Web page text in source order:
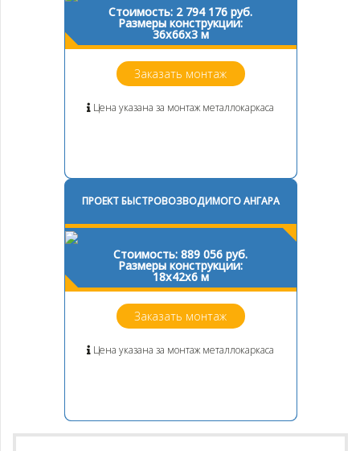
Стоимость: 2 794 176 руб.
Размеры конструкции:
36х66х3 м
Заказать монтаж
Цена указана за монтаж металлокаркаса
ПРОЕКТ БЫСТРОВОЗВОДИМОГО АНГАРА
Стоимость: 889 056 руб.
Размеры конструкции:
18х42х6 м
Заказать монтаж
Цена указана за монтаж металлокаркаса